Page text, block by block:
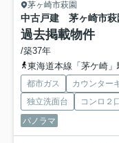
茅ヶ崎市萩園
中古戸建 茅ヶ崎市萩
過去掲載物件
/築37年
東海道本線「茅ケ崎
都市ガス カウンター
独立洗面台
コンロ２
パノラマ